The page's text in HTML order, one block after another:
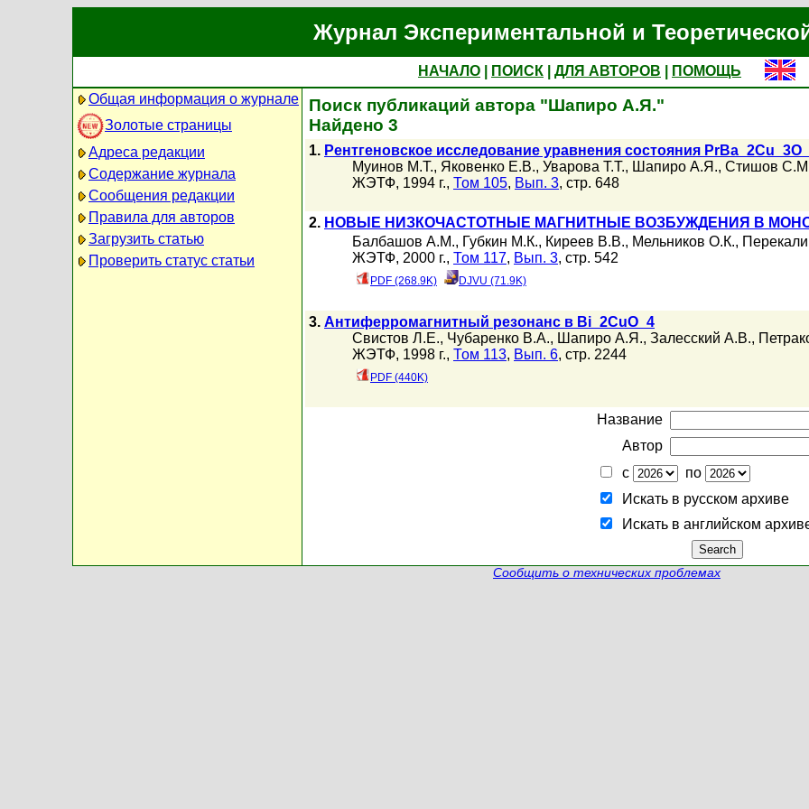
Журнал Экспериментальной и
НАЧАЛО ПОИСК ДЛЯ АВТОРОВ
ПОМОЩЬ
Общая информация о журнале
Золотые страницы
Адреса редакции
Содержание журнала
Сообщения редакции
Правила для авторов
Загрузить статью
Проверить статус статьи
Поиск публикаций автора "Шапиро А.Я."
Найдено 3
1. Рентгеновское исследование уравнения состояния
Муинов М.Т., Яковенко Е.В., Уварова Т.Т., Шапиро А.Я., Стишов
ЖЭТФ, 1994 г., Том 105, Вып. 3, стр. 648
2. НОВЫЕ НИЗКОЧАСТОТНЫЕ МАГНИТНЫЕ ВОЗБУЖДЕНИЯ В
Балбашов А.М., Губкин М.К., Киреев В.В., Мельников О.К.,
ЖЭТФ, 2000 г., Том 117, Вып. 3, стр. 542
PDF (268.9K) DJVU (71.9K)
3. Антиферромагнитный резонанс в Bi_2CuO_4
Свистов Л.Е., Чубаренко В.А., Шапиро А.Я., Залесский А.В.,
ЖЭТФ, 1998 г., Том 113, Вып. 6, стр. 2244
PDF (440K)
Название
Автор
с
по
Искать в русском архиве
Искать в английском
Сообщить о технических проблемах